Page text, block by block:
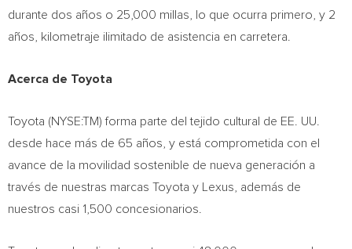
durante dos años o 25,000 millas, lo que ocurra primero, y 2
años, kilometraje ilimitado de asistencia en carretera.
Acerca de Toyota
Toyota (NYSE:TM) forma parte del tejido cultural de EE. UU.
desde hace más de 65 años, y está comprometida con el
avance de la movilidad sostenible de nueva generación a
través de nuestras marcas Toyota y Lexus, además de
nuestros casi 1,500 concesionarios.